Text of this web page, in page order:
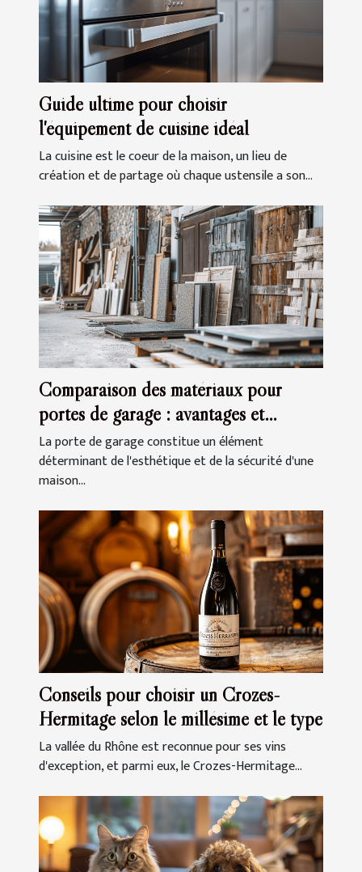
Guide ultime pour choisir
l'équipement de cuisine idéal
La cuisine est le coeur de la maison, un lieu de
création et de partage où chaque ustensile a son...
Comparaison des matériaux pour
portes de garage : avantages et
inconvénients
La porte de garage constitue un élément
déterminant de l'esthétique et de la sécurité d'une
maison...
Conseils pour choisir un Crozes-
Hermitage selon le millésime et le type
La vallée du Rhône est reconnue pour ses vins
d'exception, et parmi eux, le Crozes-Hermitage...